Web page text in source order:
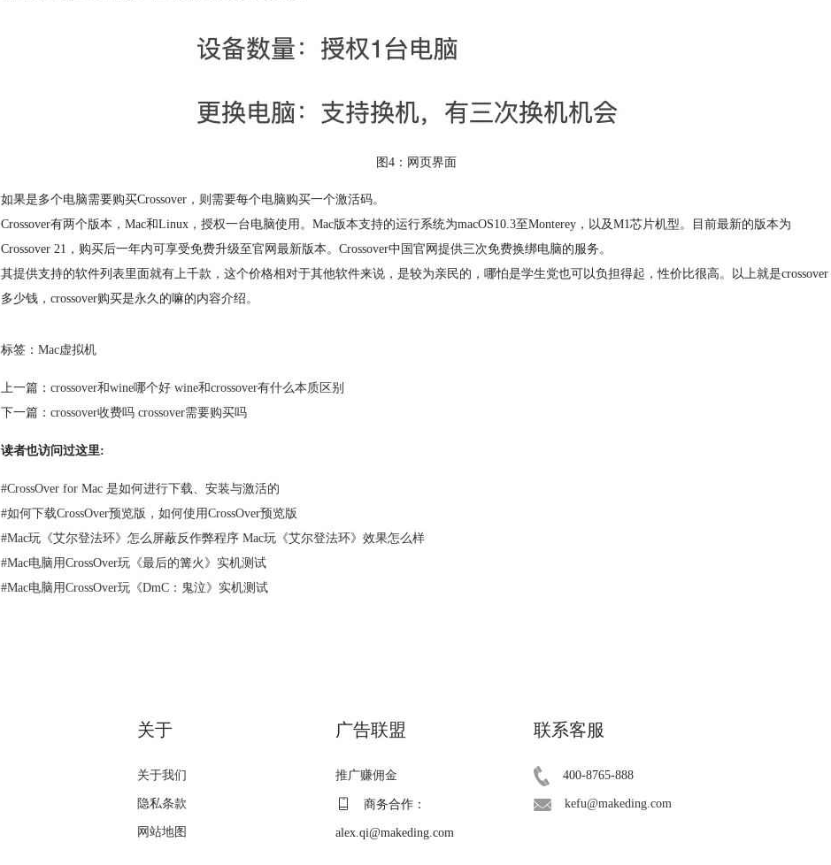
图4：网页界面
如果是多个电脑需要购买Crossover，则需要每个电脑购买一个激活码。
Crossover有两个版本，Mac和Linux，授权一台电脑使用。Mac版本支持的运行系统为macOS10.3至Monterey，以及M1芯片机型。目前最新的版本为
Crossover 21，购买后一年内可享受免费升级至官网最新版本。Crossover中国官网提供三次免费换绑电脑的服务。
其提供支持的软件列表里面就有上千款，这个价格相对于其他软件来说，是较为亲民的，哪怕是学生党也可以负担得起，性价比很高。以上就是crossover
多少钱，crossover购买是永久的嘛的内容介绍。
标签： Mac虚拟机
上一篇： crossover和wine哪个好 wine和crossover有什么本质区别
下一篇： crossover收费吗 crossover需要购买吗
读者也访问过这里:
#CrossOver for Mac 是如何进行下载、安装与激活的
#如何下载CrossOver预览版，如何使用CrossOver预览版
#Mac玩《艾尔登法环》怎么屏蔽反作弊程序 Mac玩《艾尔登法环》效果怎么样
#Mac电脑用CrossOver玩《最后的篝火》实机测试
#Mac电脑用CrossOver玩《DmC：鬼泣》实机测试
关于
关于我们
隐私条款
网站地图
广告联盟
推广赚佣金
商务合作：
alex.qi@makeding.com
联系客服
400-8765-888
kefu@makeding.com